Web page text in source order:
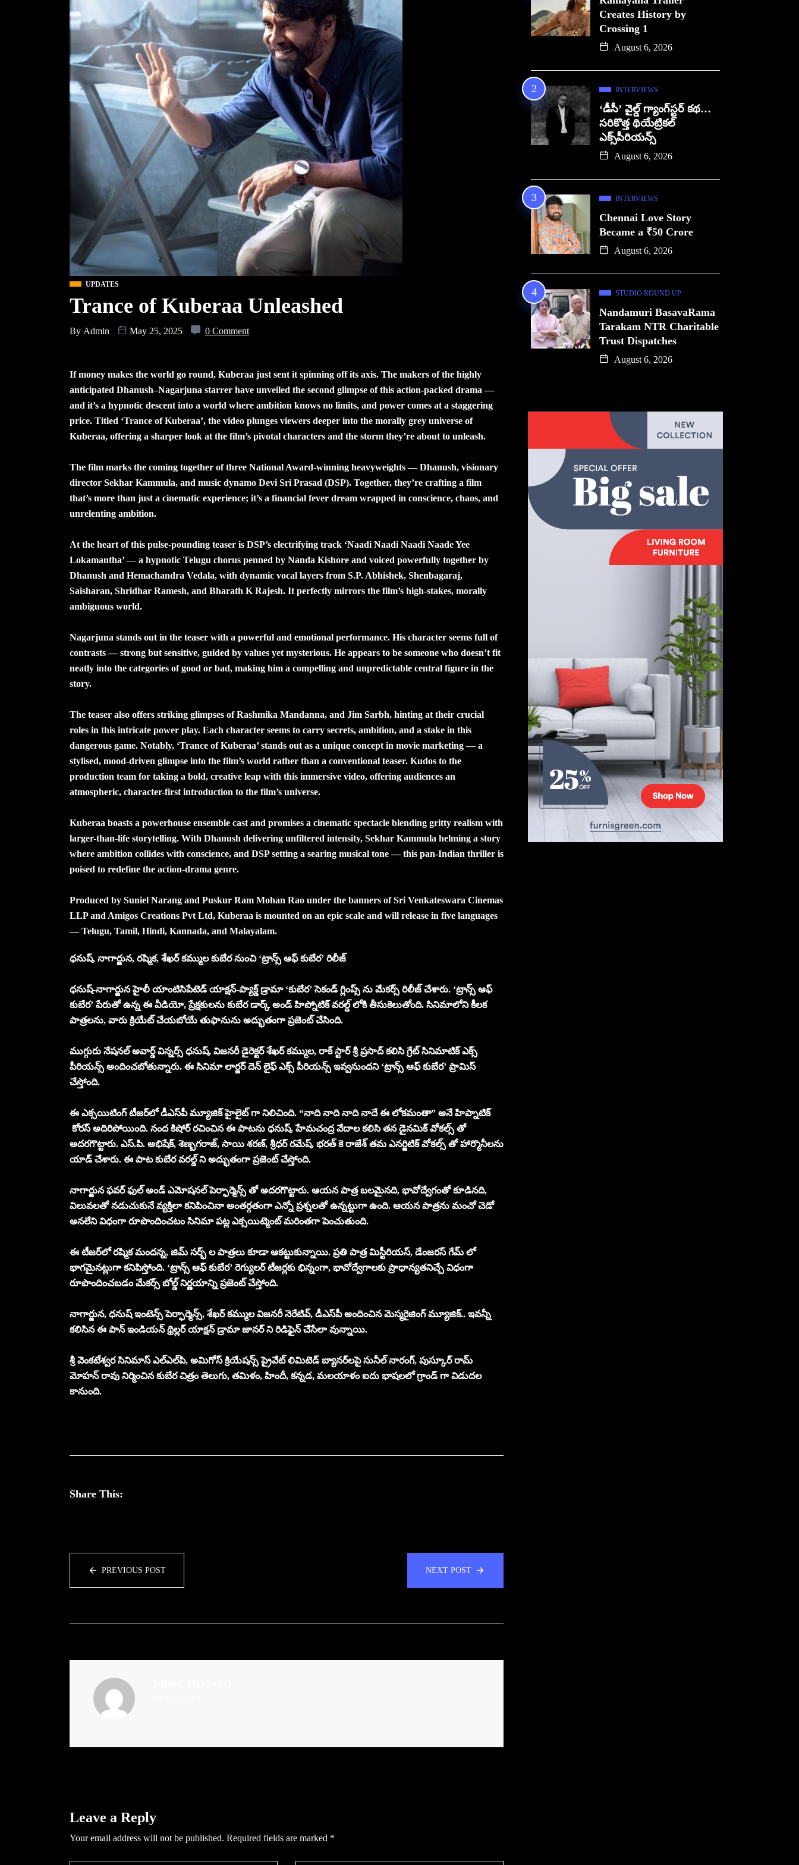
UPDATES
Trance of Kuberaa Unleashed
By Admin May 25, 2025 0 Comment
If money makes the world go round, Kuberaa just sent it spinning off its axis. The makers of the highly
anticipated Dhanush–Nagarjuna starrer have unveiled the second glimpse of this action-packed drama —
and it’s a hypnotic descent into a world where ambition knows no limits, and power comes at a staggering
price. Titled ‘Trance of Kuberaa’, the video plunges viewers deeper into the morally grey universe of
Kuberaa, offering a sharper look at the film’s pivotal characters and the storm they’re about to unleash.
The film marks the coming together of three National Award-winning heavyweights — Dhanush, visionary
director Sekhar Kammula, and music dynamo Devi Sri Prasad (DSP). Together, they’re crafting a film
that’s more than just a cinematic experience; it’s a financial fever dream wrapped in conscience, chaos, and
unrelenting ambition.
At the heart of this pulse-pounding teaser is DSP’s electrifying track ‘Naadi Naadi Naadi Naade Yee
Lokamantha’ — a hypnotic Telugu chorus penned by Nanda Kishore and voiced powerfully together by
Dhanush and Hemachandra Vedala, with dynamic vocal layers from S.P. Abhishek, Shenbagaraj,
Saisharan, Shridhar Ramesh, and Bharath K Rajesh. It perfectly mirrors the film’s high-stakes, morally
ambiguous world.
Nagarjuna stands out in the teaser with a powerful and emotional performance. His character seems full of
contrasts — strong but sensitive, guided by values yet mysterious. He appears to be someone who doesn’t fit
neatly into the categories of good or bad, making him a compelling and unpredictable central figure in the
story.
The teaser also offers striking glimpses of Rashmika Mandanna, and Jim Sarbh, hinting at their crucial
roles in this intricate power play. Each character seems to carry secrets, ambition, and a stake in this
dangerous game. Notably, ‘Trance of Kuberaa’ stands out as a unique concept in movie marketing — a
stylised, mood-driven glimpse into the film’s world rather than a conventional teaser. Kudos to the
production team for taking a bold, creative leap with this immersive video, offering audiences an
atmospheric, character-first introduction to the film’s universe.
Kuberaa boasts a powerhouse ensemble cast and promises a cinematic spectacle blending gritty realism with
larger-than-life storytelling. With Dhanush delivering unfiltered intensity, Sekhar Kammula helming a story
where ambition collides with conscience, and DSP setting a searing musical tone — this pan-Indian thriller is
poised to redefine the action-drama genre.
Produced by Suniel Narang and Puskur Ram Mohan Rao under the banners of Sri Venkateswara Cinemas
LLP and Amigos Creations Pvt Ltd, Kuberaa is mounted on an epic scale and will release in five languages
— Telugu, Tamil, Hindi, Kannada, and Malayalam.
ధనుష్, నాగార్జున, రష్మిక, శేఖర్ కమ్ముల కుబేర నుంచి ‘ట్రాన్స్ ఆఫ్ కుబేర’ రిలీజ్
ధనుష్-నాగార్జున హైలీ యాంటిసిపేటెడ్ యాక్షన్-ప్యాక్డ్ డ్రామా ‘కుబేర’ సెకండ్ గ్లింప్స్ ను మేకర్స్ రిలీజ్ చేశారు. ‘ట్రాన్స్ ఆఫ్
కుబేర’ పేరుతో ఉన్న ఈ వీడియో, ప్రేక్షకులను కుబేర డార్క్ అండ్ హిప్నోటిక్ వరల్డ్ లోకి తీసుకెలుతోంది. సినిమాలోని కీలక
పాత్రలను, వారు క్రియేట్ చేయబోయే తుఫానును అద్భుతంగా ప్రజెంట్ చేసింది.
ముగ్గురు నేషనల్ అవార్డ్ విన్నర్స్ ధనుష్, విజనరీ డైరెక్టర్ శేఖర్ కమ్ముల, రాక్ స్టార్ శ్రీ ప్రసాద్ కలిసి గ్రేట్ సినిమాటిక్ ఎక్స్
పీరియన్స్ అందించబోతున్నారు. ఈ సినిమా లార్జర్ దెన్ లైఫ్ ఎక్స్ పీరియన్స్ ఇవ్వనుందని ‘ట్రాన్స్ ఆఫ్ కుబేర’ ప్రామిస్
చేస్తోంది.
ఈ ఎక్సయిటింగ్ టీజర్‌లో డీఎస్‌పీ మ్యూజిక్ హైలైట్ గా నిలిచింది. “నాది నాది నాది నాదే ఈ లోకమంతా” అనే హిప్నాటిక్
కోరస్ అదిరిపోయింది. నంద కిషోర్ రచించిన ఈ పాటను ధనుష్, హేమచంద్ర వేదాల కలిసి తన డైనమిక్ వోకల్స్ తో
అదరగొట్టారు. ఎస్.పి. అభిషేక్, శెణ్బగరాజ్, సాయి శరణ్, శ్రీధర్ రమేష్, భరత్ కె రాజేశ్ తమ ఎనర్జిటిక్ వోకల్స్ తో హార్మొనీలను
యాడ్ చేశారు. ఈ పాట కుబేర వరల్డ్ ని అద్భుతంగా ప్రజెంట్ చేస్తోంది.
నాగార్జున ఫవర్ ఫుల్ అండ్ ఎమోషనల్ పెర్ఫార్మెన్స్ తో అదరగొట్టారు. ఆయన పాత్ర బలమైనది, భావోద్వేగంతో కూడినది,
విలువలతో నడుచుకునే వ్యక్తిలా కనిపించినా అంతర్గతంగా ఎన్నో ప్రశ్నలతో ఉన్నట్టుగా ఉంది. ఆయన పాత్రను మంచో చెడో
అనలేని విధంగా రూపొందించటం సినిమా పట్ల ఎక్సయిట్మెంట్ మరింతగా పెంచుతుంది.
ఈ టీజర్‌లో రష్మిక మందన్న, జిమ్ సర్భ్ ల పాత్రలు కూడా ఆకట్టుకున్నాయి. ప్రతి పాత్ర మిస్టీరియస్, డేంజరస్ గేమ్ లో
భాగమైనట్లుగా కనిపిస్తోంది. ‘ట్రాన్స్ ఆఫ్ కుబేర’ రెగ్యులర్ టీజర్లకు భిన్నంగా, భావోద్వేగాలకు ప్రాధాన్యతనిచ్చే విధంగా
రూపొందించబడం మేకర్స్ బోల్డ్ నిర్ణయాన్ని ప్రజెంట్ చేస్తోంది.
నాగార్జున, ధనుష్ ఇంటెన్స్ పెర్ఫార్మెన్స్, శేఖర్ కమ్ముల విజనరీ నెరేటివ్, డీఎస్‌పీ అందించిన మెస్మరైజింగ్ మ్యూజిక్.. ఇవన్నీ
కలిసిన ఈ పాన్ ఇండియన్ థ్రిల్లర్ యాక్షన్ డ్రామా జానర్‌ ని రిడిఫైన్ చేసేలా వున్నాయి.
శ్రీ వెంకటేశ్వర సినిమాస్ ఎల్‌ఎల్‌పి, అమిగోస్ క్రియేషన్స్ ప్రైవేట్ లిమిటెడ్ బ్యానర్‌లపై సునీల్ నారంగ్, పుస్కూర్ రామ్
మోహన్ రావు నిర్మించిన కుబేర చిత్రం తెలుగు, తమిళం, హిందీ, కన్నడ, మలయాళం ఐదు భాషలలో గ్రాండ్ గా విడుదల
కానుంది.
Share This:
PREVIOUS POST NEXT POST
Leave a Reply
Your email address will not be published. Required fields are marked *
Creates History by
Crossing 1
August 6, 2026
INTERVIEWS
‘డీసీ’ వైల్డ్ గ్యాంగ్‌స్టర్ కథ…
సరికొత్త థియేట్రికల్
ఎక్స్‌పీరియన్స్
August 6, 2026
INTERVIEWS
Chennai Love Story
Became a ₹50 Crore
August 6, 2026
STUDIO ROUND UP
Nandamuri BasavaRama
Tarakam NTR Charitable
Trust Dispatches
August 6, 2026